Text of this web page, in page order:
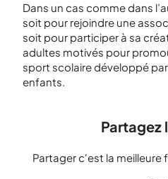
Dans un cas comme dans
soit pour rejoindre une
soit pour participer à sa
adultes motivés pour
sport scolaire développé par
enfants.
Partagez
Partager c'est la meilleure